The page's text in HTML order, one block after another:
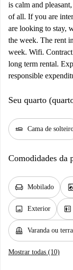
is calm and
of all. If you are
are looking to stay,
the week. The rent
week. Wifi.
long term rental.
responsible
Seu quarto
airline_seat_flat Cama de
Comodidades da
chair Mobilado
image Exterior elevator
balcony Varanda ou
Mostrar todas (10)